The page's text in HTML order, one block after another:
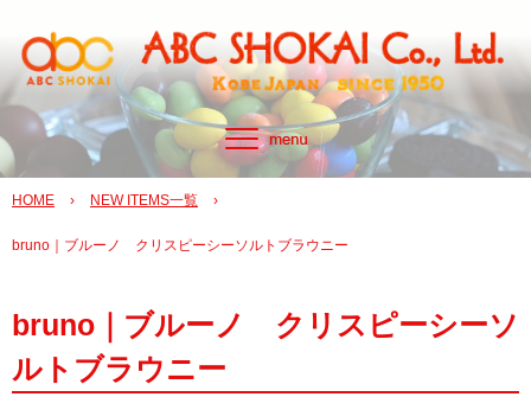
HOME › NEW ITEMS一覧 ›
bruno｜ブルーノ クリスピーシーソルトブラウニー
bruno｜ブルーノ クリスピーシーソ
ルトブラウニー